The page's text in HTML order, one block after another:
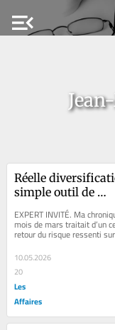
menu_open
Réelle
simple outil de
marketing?
EXPERT INVITÉ. Ma
mois de mars traitait d’un
retour du risque ressenti
marchés et l’importance
bien...
10.05.2026
20
Les
Affaires